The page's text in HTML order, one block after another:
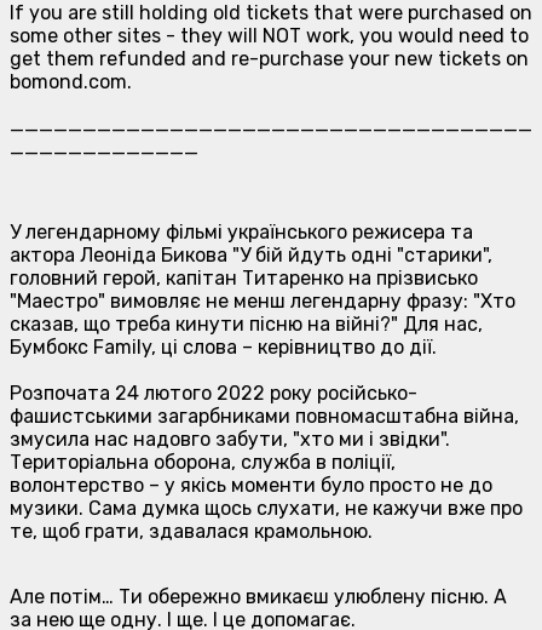
If you are still holding old tickets that were purchased on
some other sites - they will NOT work, you would need to
get them refunded and re-purchase your new tickets on
bomond.com.
____________________________________
_____________
У легендарному фільмі українського режисера та
актора Леоніда Бикова "У бій йдуть одні "старики",
головний герой, капітан Титаренко на прізвисько
"Маестро" вимовляє не менш легендарну фразу: "Хто
сказав, що треба кинути пісню на війні?" Для нас,
Бумбокс Family, ці слова – керівництво до дії.
Розпочата 24 лютого 2022 року російсько-
фашистськими загарбниками повномасштабна війна,
змусила нас надовго забути, "хто ми і звідки".
Територіальна оборона, служба в поліції,
волонтерство – у якісь моменти було просто не до
музики. Сама думка щось слухати, не кажучи вже про
те, щоб грати, здавалася крамольною.
Але потім… Ти обережно вмикаєш улюблену пісню. А
за нею ще одну. І ще. І це допомагає.